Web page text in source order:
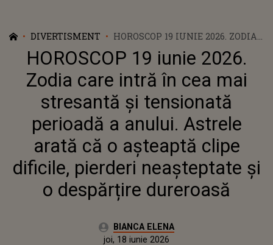
DIVERTISMENT
HOROSCOP 19 IUNIE 2026. ZODIA
CARE INTRĂ ÎN CEA MAI
STRESANTĂ ȘI TENSIONATĂ
PERIOADĂ A ANULUI. ASTRELE
ARATĂ CĂ O AȘTEAPTĂ CLIPE
DIFICILE, PIERDERI
NEAȘTEPTATE ȘI O DESPĂRȚIRE
DUREROASĂ
HOROSCOP 19 iunie 2026.
Zodia care intră în cea mai
stresantă și tensionată
perioadă a anului. Astrele
arată că o așteaptă clipe
dificile, pierderi neașteptate și
o despărțire dureroasă
Autor:BIANCA ELENA
Publicat:
joi, 18 iunie 2026